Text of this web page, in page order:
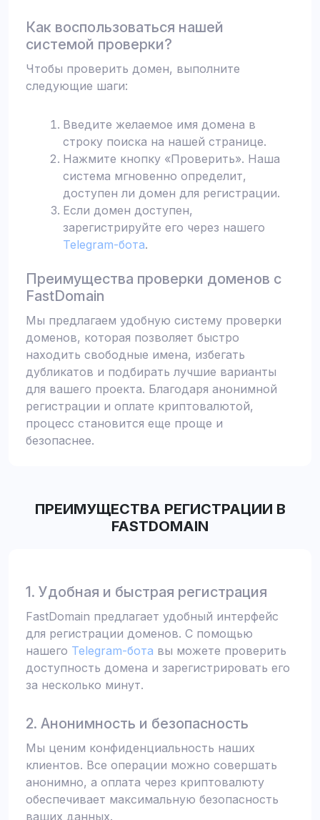
Как воспользоваться нашей
системой проверки?
Чтобы проверить домен, выполните
следующие шаги:
Введите желаемое имя домена в
строку поиска на нашей странице.
Нажмите кнопку «Проверить». Наша
система мгновенно определит,
доступен ли домен для регистрации.
Если домен доступен,
зарегистрируйте его через нашего
Telegram-бота.
Преимущества проверки доменов с
FastDomain
Мы предлагаем удобную систему проверки
доменов, которая позволяет быстро
находить свободные имена, избегать
дубликатов и подбирать лучшие варианты
для вашего проекта. Благодаря анонимной
регистрации и оплате криптовалютой,
процесс становится еще проще и
безопаснее.
ПРЕИМУЩЕСТВА РЕГИСТРАЦИИ В
FASTDOMAIN
1. Удобная и быстрая регистрация
FastDomain предлагает удобный интерфейс
для регистрации доменов. С помощью
нашего Telegram-бота вы можете проверить
доступность домена и зарегистрировать его
за несколько минут.
2. Анонимность и безопасность
Мы ценим конфиденциальность наших
клиентов. Все операции можно совершать
анонимно, а оплата через криптовалюту
обеспечивает максимальную безопасность
ваших данных.